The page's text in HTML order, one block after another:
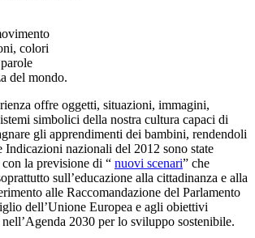
colori
del mondo.
offre oggetti, situazioni, immagini,
simbolici della nostra cultura capaci di
gli apprendimenti dei bambini, rendendoli
nazionali del 2012 sono state
la previsione di “ nuovi scenari” che
sull’educazione alla cittadinanza e alla
alle Raccomandazione del Parlamento
dell’Unione Europea e agli obiettivi
2030 per lo sviluppo sostenibile.